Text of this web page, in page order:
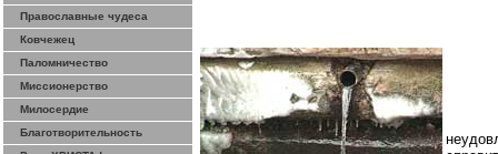
Православные чудеса
Ковчежец
Паломничество
Миссионерство
Милосердие
Благотворительность